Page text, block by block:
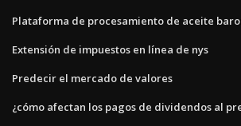
Plataforma de procesamiento de aceite
Extensión de impuestos en línea de nys
Predecir el mercado de valores
¿cómo afectan los pagos de dividendos al